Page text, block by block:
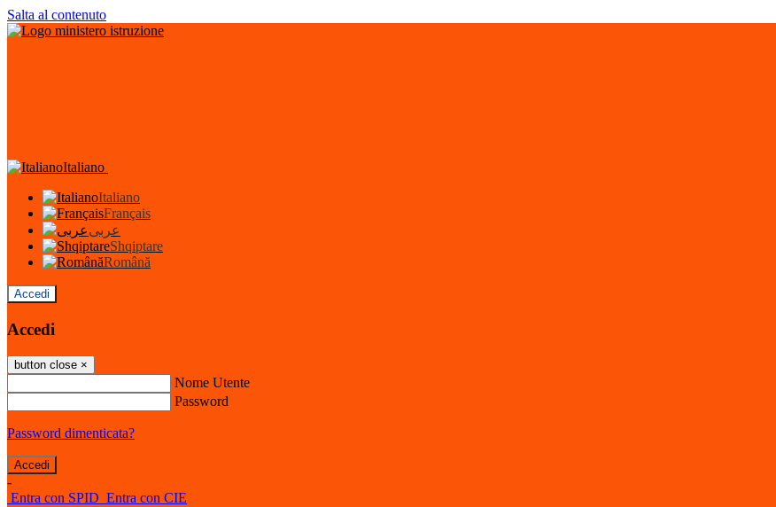
Salta al contenuto
Italiano
Italiano
Français
عربى
Shqiptare
Română
Accedi
Accedi
button close ×
Nome Utente
Password
Password dimenticata?
-
Entra con SPID Entra con CIE